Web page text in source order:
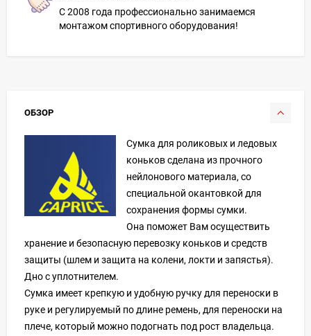
С 2008 года профессионально занимаемся
монтажом спортивного оборудования!
ОБЗОР
Сумка для роликовых и ледовых
коньков сделана из прочного
нейлонового материала, со
специальной окантовкой для
сохранения формы сумки.
Она поможет Вам осуществить
хранение и безопасную перевозку коньков и средств
защиты (шлем и защита на колени, локти и запястья).
Дно с уплотнителем.
Сумка имеет крепкую и удобную ручку для переноски в
руке и регулируемый по длине ремень, для переноски на
плече, который можно подогнать под рост владельца.